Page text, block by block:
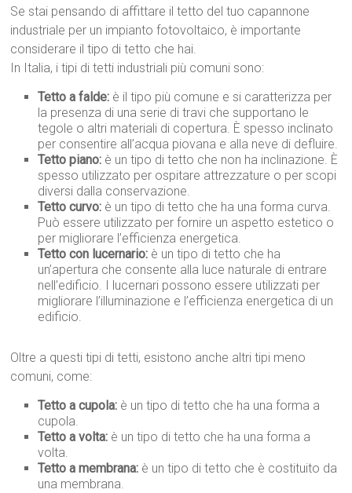
Se stai pensando di affittare il tetto del tuo capannone
industriale per un impianto fotovoltaico, è importante
considerare il tipo di tetto che hai.
In Italia, i tipi di tetti industriali più comuni sono:
Tetto a falde: è il tipo più comune e si caratterizza per
la presenza di una serie di travi che supportano le
tegole o altri materiali di copertura. È spesso inclinato
per consentire all’acqua piovana e alla neve di defluire.
Tetto piano: è un tipo di tetto che non ha inclinazione. È
spesso utilizzato per ospitare attrezzature o per scopi
diversi dalla conservazione.
Tetto curvo: è un tipo di tetto che ha una forma curva.
Può essere utilizzato per fornire un aspetto estetico o
per migliorare l’efficienza energetica.
Tetto con lucernario: è un tipo di tetto che ha
un’apertura che consente alla luce naturale di entrare
nell’edificio. I lucernari possono essere utilizzati per
migliorare l’illuminazione e l’efficienza energetica di un
edificio.
Oltre a questi tipi di tetti, esistono anche altri tipi meno
comuni, come:
Tetto a cupola: è un tipo di tetto che ha una forma a
cupola.
Tetto a volta: è un tipo di tetto che ha una forma a
volta.
Tetto a membrana: è un tipo di tetto che è costituito da
una membrana.